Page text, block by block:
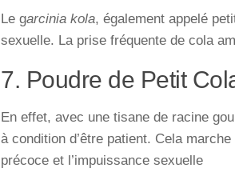
Le garcinia kola, également appelé
sexuelle. La prise fréquente de cola
7. Poudre de Petit
En effet, avec une tisane de racine
à condition d’être patient. Cela
précoce et l’impuissance sexuelle